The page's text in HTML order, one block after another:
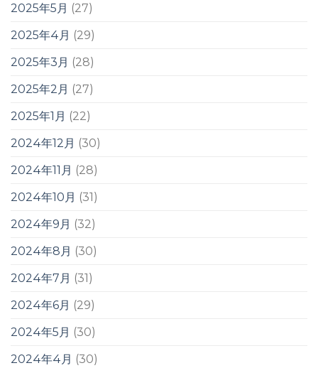
2025年5月 (27)
2025年4月 (29)
2025年3月 (28)
2025年2月 (27)
2025年1月 (22)
2024年12月 (30)
2024年11月 (28)
2024年10月 (31)
2024年9月 (32)
2024年8月 (30)
2024年7月 (31)
2024年6月 (29)
2024年5月 (30)
2024年4月 (30)